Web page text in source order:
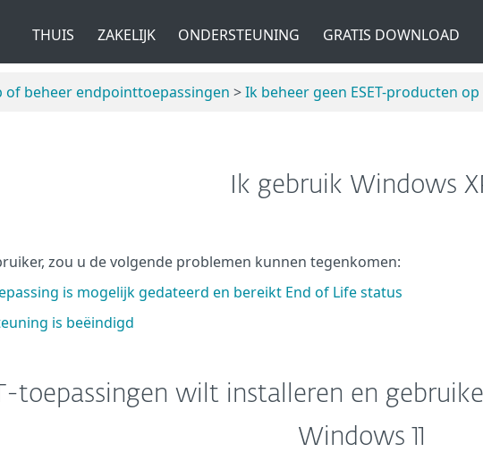
THUIS ZAKELIJK ONDERSTEUNING GRATIS DOWNLOAD
of beheer endpointtoepassingen >Ik beheer geen ESET-producten
Ik gebruik Windows
zou u de volgende problemen kunnen tegenkomen:
is mogelijk gedateerd en bereikt End of Life status
is beëindigd
toepassingen wilt installeren en
Windows 11